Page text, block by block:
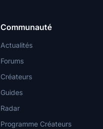
Communauté
Actualités
Forums
Créateurs
Guides
Radar
Programme Créateurs